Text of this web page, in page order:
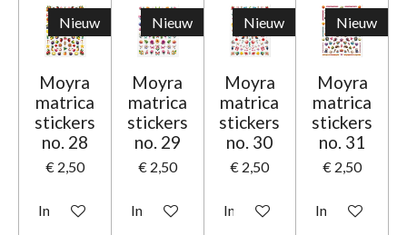
Nieuw
Moyra
matrica
stickers
no. 28
€ 2,50
In winkelwagen
Nieuw
Moyra
matrica
stickers
no. 29
€ 2,50
In winkelwagen
Nieuw
Moyra
matrica
stickers
no. 30
€ 2,50
In winkelwagen
Nieuw
Moyra
matrica
stickers
no. 31
€ 2,50
In